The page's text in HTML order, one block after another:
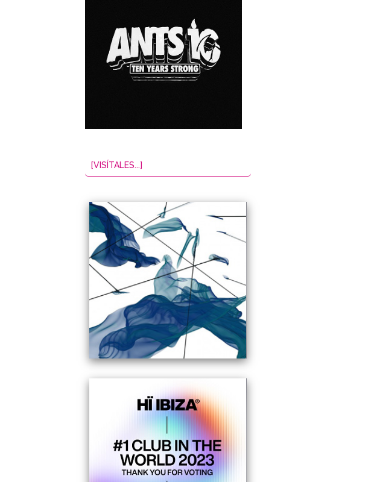
[VISÍTALES...]